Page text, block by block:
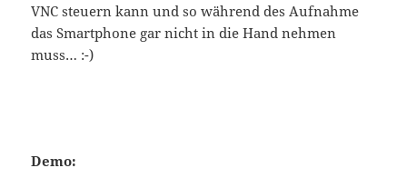
VNC steuern kann und so während des Aufnahme
das Smartphone gar nicht in die Hand nehmen
muss… :-)
Demo: